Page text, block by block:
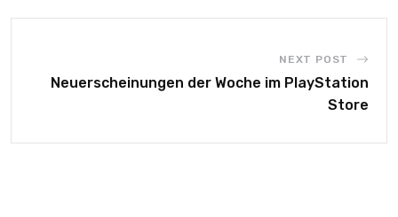
NEXT POST
Neuerscheinungen der Woche im PlayStation
Store